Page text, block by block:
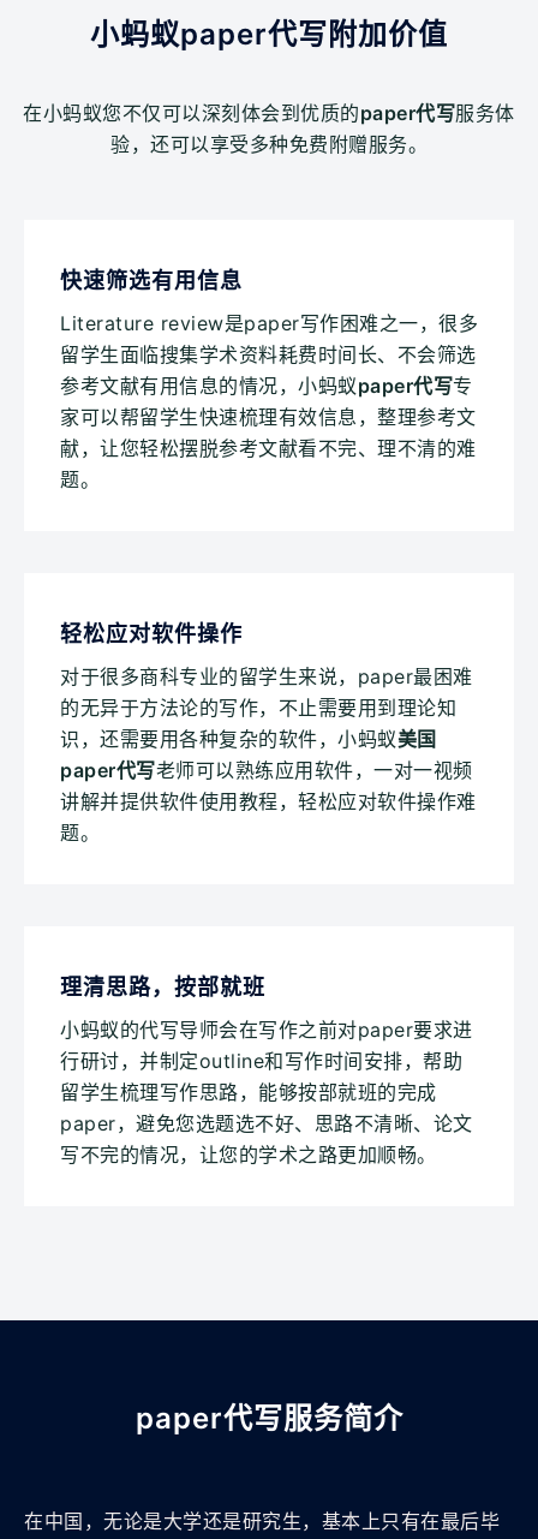
小蚂蚁paper代写附加价值
在小蚂蚁您不仅可以深刻体会到优质的paper代写服务体
验，还可以享受多种免费附赠服务。
快速筛选有用信息
Literature review是paper写作困难之一，很多
留学生面临搜集学术资料耗费时间长、不会筛选
参考文献有用信息的情况，小蚂蚁paper代写专
家可以帮留学生快速梳理有效信息，整理参考文
献，让您轻松摆脱参考文献看不完、理不清的难
题。
轻松应对软件操作
对于很多商科专业的留学生来说，paper最困难
的无异于方法论的写作，不止需要用到理论知
识，还需要用各种复杂的软件，小蚂蚁美国
paper代写老师可以熟练应用软件，一对一视频
讲解并提供软件使用教程，轻松应对软件操作难
题。
理清思路，按部就班
小蚂蚁的代写导师会在写作之前对paper要求进
行研讨，并制定outline和写作时间安排，帮助
留学生梳理写作思路，能够按部就班的完成
paper，避免您选题选不好、思路不清晰、论文
写不完的情况，让您的学术之路更加顺畅。
paper代写服务简介
在中国，无论是大学还是研究生，基本上只有在最后毕